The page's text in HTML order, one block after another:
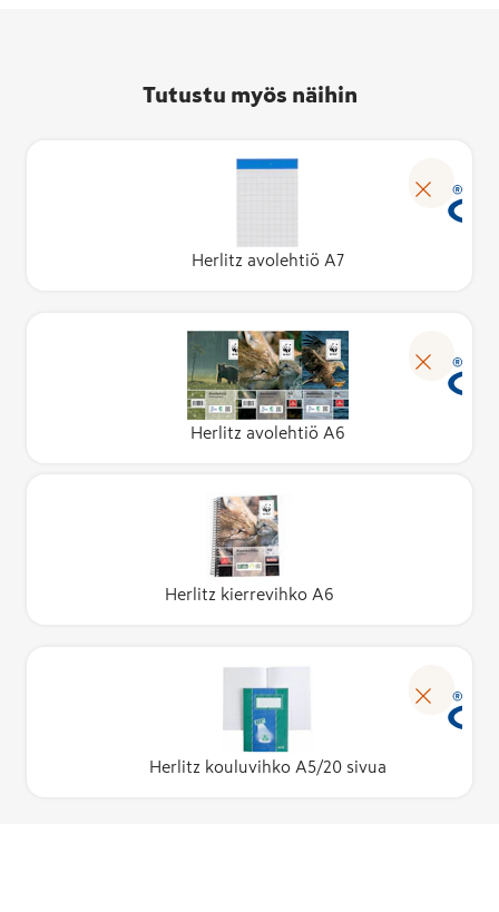
Tutustu myös näihin
Herlitz avolehtiö A7
Herlitz avolehtiö A6
Herlitz kierrevihko A6
Herlitz kouluvihko A5/20 sivua